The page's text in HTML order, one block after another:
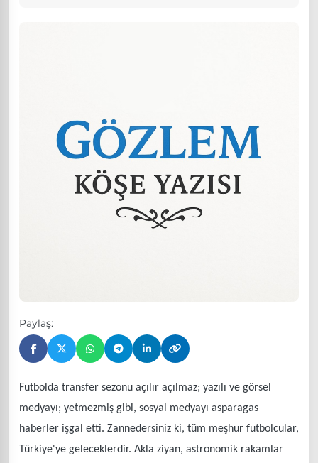
Paylaş:
Futbolda transfer sezonu açılır açılmaz; yazılı ve görsel
medyayı; yetmezmiş gibi, sosyal medyayı asparagas
haberler işgal etti. Zannedersiniz ki, tüm meşhur futbolcular,
Türkiye'ye geleceklerdir. Akla ziyan, astronomik rakamlar